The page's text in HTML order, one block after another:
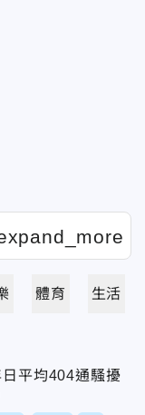
體育 生活
平均404通騷擾